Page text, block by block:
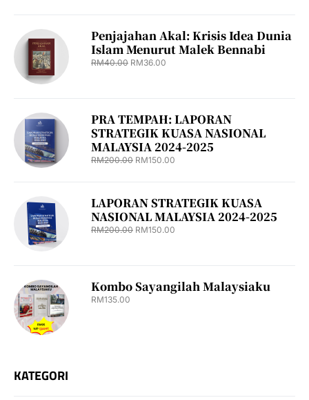
Penjajahan Akal: Krisis Idea Dunia
Islam Menurut Malek Bennabi
RM40.00 RM36.00
PRA TEMPAH: LAPORAN
STRATEGIK KUASA NASIONAL
MALAYSIA 2024-2025
RM200.00 RM150.00
LAPORAN STRATEGIK KUASA
NASIONAL MALAYSIA 2024-2025
RM200.00 RM150.00
Kombo Sayangilah Malaysiaku
RM135.00
KATEGORI